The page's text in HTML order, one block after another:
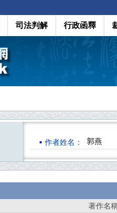
司法判解 行政函釋
作者姓名： 郭燕
著作名